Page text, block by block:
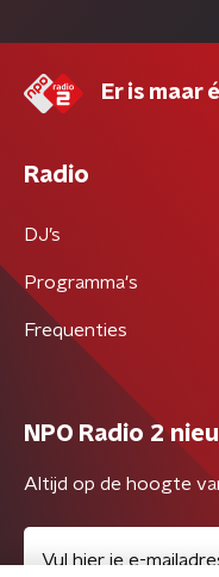
Er is maar
Radio
DJ’s
Programma's
Frequenties
NPO Radio 2
Altijd op de hoogte